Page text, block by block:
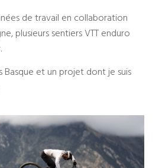
de travail en collaboration
plusieurs sentiers VTT enduro
Basque et un projet dont je suis